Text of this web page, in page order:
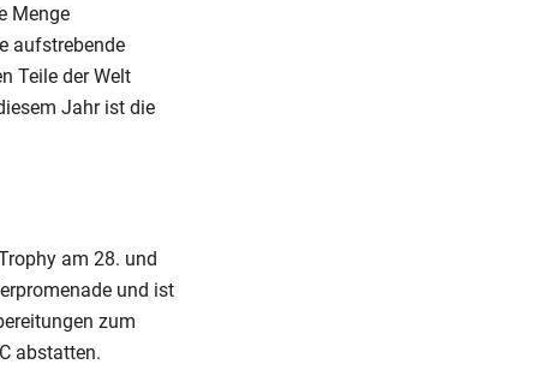
Menge
aufstrebende
Teile der Welt
Jahr ist die
am 28. und
und ist
zum
abstatten.